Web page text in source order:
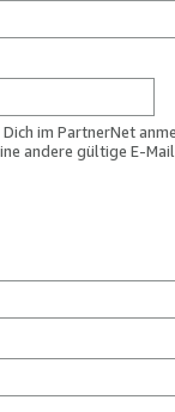
im PartnerNet
andere gültige E-